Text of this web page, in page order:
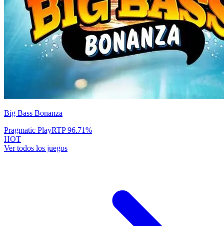
Big Bass Bonanza
Pragmatic PlayRTP96.71%
HOT
Ver todos los juegos